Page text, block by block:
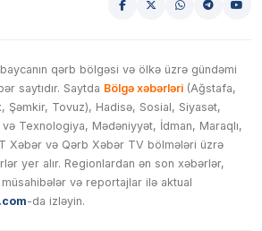
qərb bölgəsi və ölkə üzrə gündəmi
saytıdır. Saytda Bölgə xəbərləri (Ağstafa,
Şəmkir, Tovuz), Hadisə, Sosial, Siyasət,
Texnologiya, Mədəniyyət, İdman, Maraqlı,
Xəbər və Qərb Xəbər TV bölmələri üzrə
yer alır. Regionlardan ən son xəbərlər,
və reportajlar ilə aktual
-da izləyin.